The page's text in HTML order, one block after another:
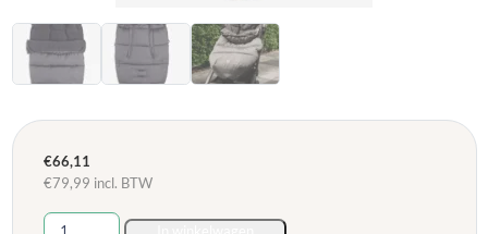
€66,11
€79,99 incl. BTW
Jollein